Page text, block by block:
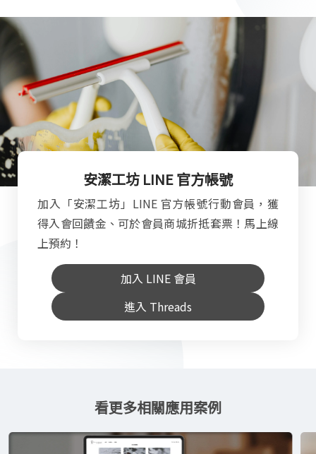
安潔工坊 LINE 官方帳號
加入「安潔工坊」LINE 官方帳號行動會員，獲
得入會回饋金、可於會員商城折抵套票！馬上線
上預約！
加入 LINE 會員
進入 Threads
看更多相關應用案例